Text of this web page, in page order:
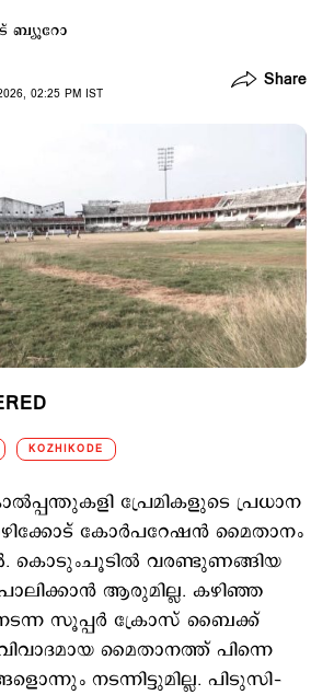
ബ്യൂറോ
02:25 PM IST
Share
KOZHIKODE
പ്രേമികളുടെ പ്രധാന
കോര്‍പറേഷന്‍ മൈതാനം
കൊടുംചൂടില്‍ വരണ്ടുണങ്ങിയ
ആരുമില്ല. കഴിഞ്ഞ
സൂപ്പര്‍ ക്രോസ് ബൈക്ക്
മൈതാനത്ത് പിന്നെ
നടന്നിട്ടുമില്ല. പിടുസി–